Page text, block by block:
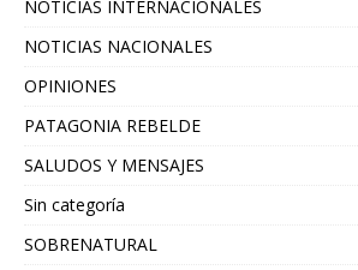
NOTICIAS INTERNACIONALES
NOTICIAS NACIONALES
OPINIONES
PATAGONIA REBELDE
SALUDOS Y MENSAJES
Sin categoría
SOBRENATURAL